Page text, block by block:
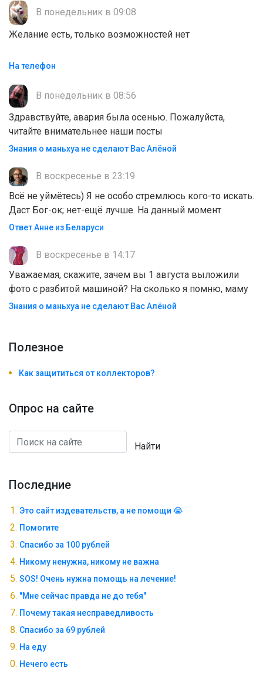
В понедельник в 09:08
Желание есть, только возможностей нет
На телефон
В понедельник в 08:56
Здравствуйте, авария была осенью. Пожалуйста,
читайте внимательнее наши посты
Знания о маньхуа не сделают Вас Алëной
В воскресенье в 23:19
Всё не уймётесь) Я не особо стремлюсь кого-то искать.
Даст Бог-ок; нет-ещё лучше. На данный момент
Ответ Анне из Беларуси
В воскресенье в 14:17
Уважаемая, скажите, зачем вы 1 августа выложили
фото с разбитой машиной? На сколько я помню, маму
Знания о маньхуа не сделают Вас Алëной
Полезноe
Как защититься от коллекторов?
Опрос на сайте
Найти
Последние
Это сайт издевательств, а не помощи 😭
Помогите
Спасибо за 100 рублей
Никому ненужна, никому не важна
SOS! Очень нужна помощь на лечение!
"Мне сейчас правда не до тебя"
Почему такая несправедливость
Спасибо за 69 рублей
На еду
Нечего есть